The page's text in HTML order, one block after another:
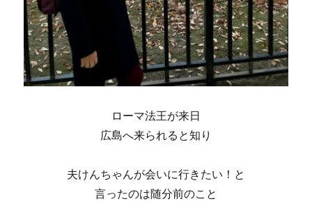
ローマ法王が来日
広島へ来られると知り
夫けんちゃんが会いに行きたい！と
言ったのは随分前のこと